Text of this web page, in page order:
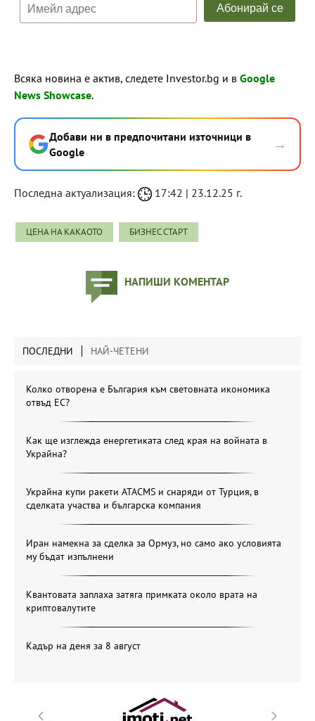
Всяка новина е актив, следете Investor.bg и в Google
News Showcase.
Добави ни в предпочитани източници в
Google
→
Последна актуализация: 17:42 | 23.12.25 г.
ЦЕНА НА КАКАОТО БИЗНЕС СТАРТ
НАПИШИ КОМЕНТАР
ПОСЛЕДНИ НАЙ-ЧЕТЕНИ
Колко отворена е България към световната икономика
отвъд ЕС?
Как ще изглежда енергетиката след края на войната в
Украйна?
Украйна купи ракети ATACMS и снаряди от Турция, в
сделката участва и българска компания
Иран намекна за сделка за Ормуз, но само ако условията
му бъдат изпълнени
Квантовата заплаха затяга примката около врата на
криптовалутите
Кадър на деня за 8 август